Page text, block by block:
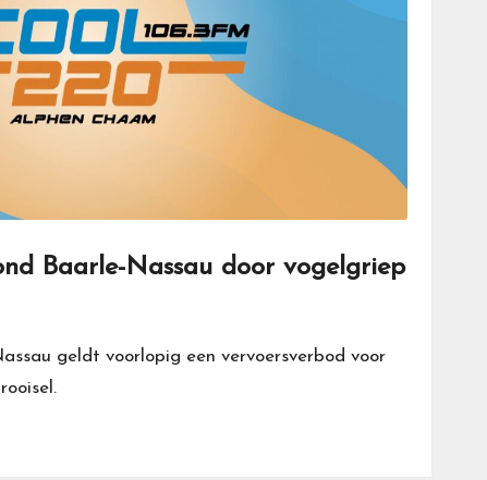
Baarle-Nassau door vogelgriep
geldt voorlopig een vervoersverbod voor